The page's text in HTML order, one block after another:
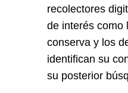
recolectores
de interés como
conserva y los
identifican su
su posterior